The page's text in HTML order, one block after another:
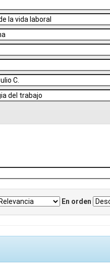
En orden